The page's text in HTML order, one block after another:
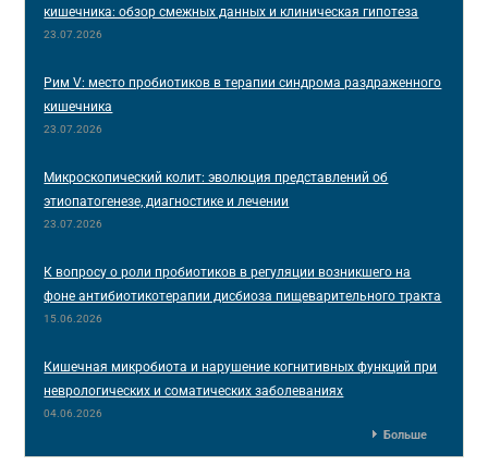
кишечника: обзор смежных данных и клиническая гипотеза
23.07.2026
Рим V: место пробиотиков в терапии синдрома раздраженного
кишечника
23.07.2026
Микроскопический колит: эволюция представлений об
этиопатогенезе, диагностике и лечении
23.07.2026
К вопросу о роли пробиотиков в регуляции возникшего на
фоне антибиотикотерапии дисбиоза пищеварительного тракта
15.06.2026
Кишечная микробиота и нарушение когнитивных функций при
неврологических и соматических заболеваниях
04.06.2026
Больше